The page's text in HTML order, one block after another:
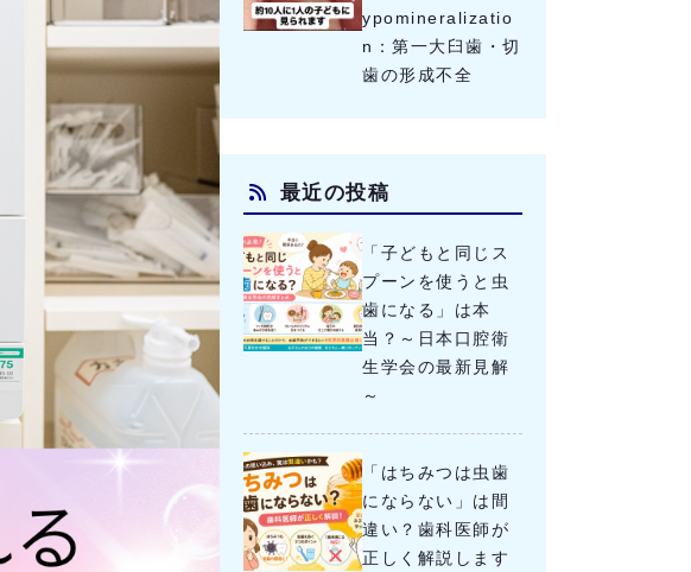
ypomineralizatio
n：第一大臼歯・切
歯の形成不全
最近の投稿
「子どもと同じス
プーンを使うと虫
歯になる」は本
当？～日本口腔衛
生学会の最新見解
～
「はちみつは虫歯
にならない」は間
違い？歯科医師が
正しく解説します